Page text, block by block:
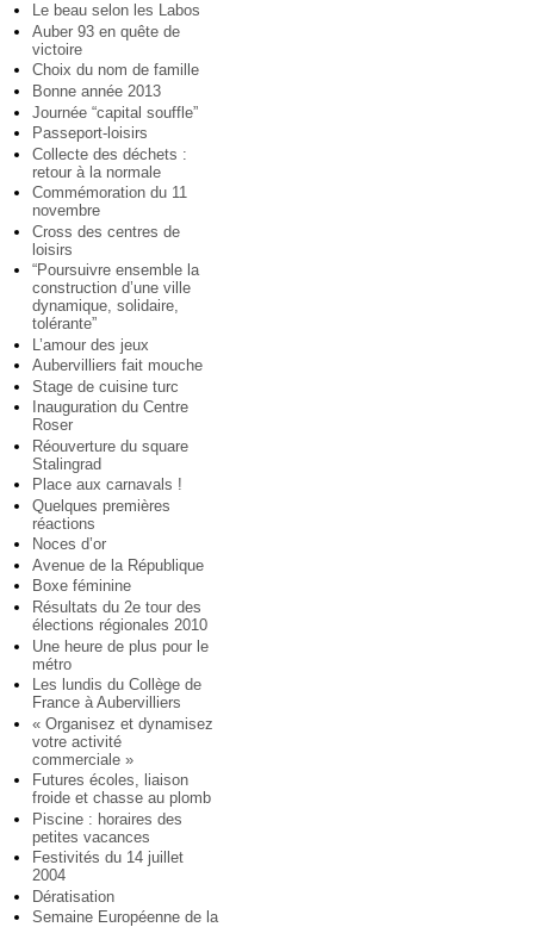
Le beau selon les Labos
Auber 93 en quête de
victoire
Choix du nom de famille
Bonne année 2013
Journée “capital souffle”
Passeport-loisirs
Collecte des déchets :
retour à la normale
Commémoration du 11
novembre
Cross des centres de
loisirs
“Poursuivre ensemble la
construction d’une ville
dynamique, solidaire,
tolérante”
L’amour des jeux
Aubervilliers fait mouche
Stage de cuisine turc
Inauguration du Centre
Roser
Réouverture du square
Stalingrad
Place aux carnavals !
Quelques premières
réactions
Noces d’or
Avenue de la République
Boxe féminine
Résultats du 2e tour des
élections régionales 2010
Une heure de plus pour le
métro
Les lundis du Collège de
France à Aubervilliers
« Organisez et dynamisez
votre activité
commerciale »
Futures écoles, liaison
froide et chasse au plomb
Piscine : horaires des
petites vacances
Festivités du 14 juillet
2004
Dératisation
Semaine Européenne de la